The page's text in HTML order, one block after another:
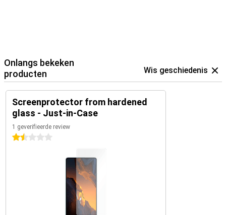
Onlangs bekeken
producten
Wis geschiedenis
Screenprotector from hardened
glass - Just-in-Case
1 geverifieerde review
1.5 sterren